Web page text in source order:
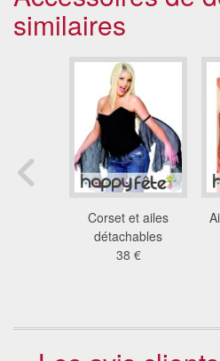
similaires
Corset et ailes
détachables
38 €